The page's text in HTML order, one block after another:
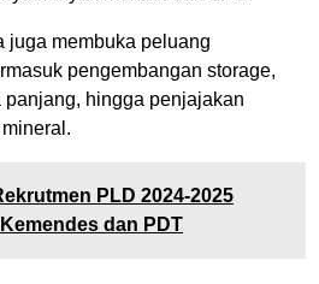
juga membuka peluang
pengembangan storage,
panjang, hingga penjajakan
PLD 2024-2025
dan PDT